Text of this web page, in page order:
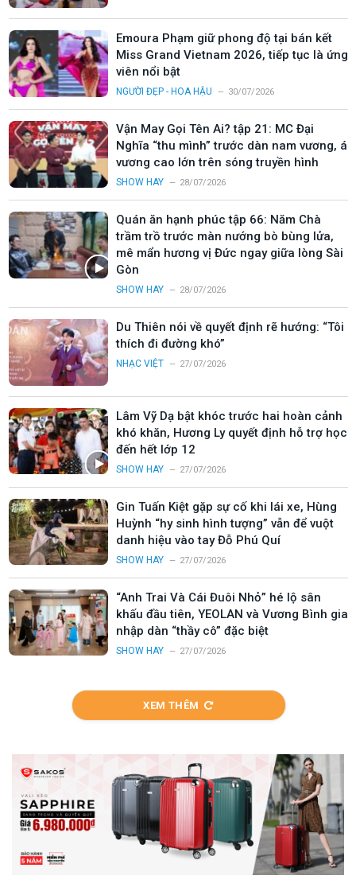
Emoura Phạm giữ phong độ tại bán kết
Miss Grand Vietnam 2026, tiếp tục là ứng
viên nổi bật
NGƯỜI ĐẸP - HOA HẬU 30/07/2026
Vận May Gọi Tên Ai? tập 21: MC Đại
Nghĩa “thu mình” trước dàn nam vương, á
vương cao lớn trên sóng truyền hình
SHOW HAY 28/07/2026
Quán ăn hạnh phúc tập 66: Năm Chà
trầm trồ trước màn nướng bò bùng lửa,
mê mẩn hương vị Đức ngay giữa lòng Sài
Gòn
SHOW HAY 28/07/2026
Du Thiên nói về quyết định rẽ hướng: “Tôi
thích đi đường khó”
NHẠC VIỆT 27/07/2026
Lâm Vỹ Dạ bật khóc trước hai hoàn cảnh
khó khăn, Hương Ly quyết định hỗ trợ học
đến hết lớp 12
SHOW HAY 27/07/2026
Gin Tuấn Kiệt gặp sự cố khi lái xe, Hùng
Huỳnh “hy sinh hình tượng” vẫn để vuột
danh hiệu vào tay Đỗ Phú Quí
SHOW HAY 27/07/2026
“Anh Trai Và Cái Đuôi Nhỏ” hé lộ sân
khấu đầu tiên, YEOLAN và Vương Bình gia
nhập dàn “thầy cô” đặc biệt
SHOW HAY 27/07/2026
XEM THÊM